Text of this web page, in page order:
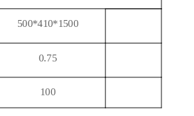
500*410*1500
0.75
100